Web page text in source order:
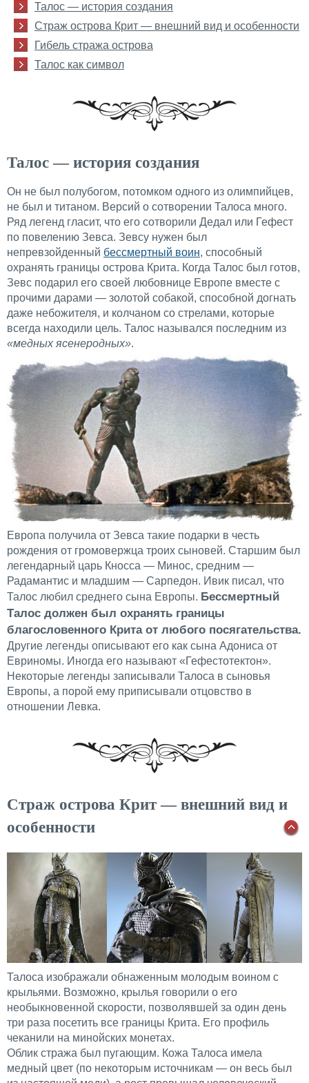
Талос — история создания
Страж острова Крит — внешний вид и особенности
Гибель стража острова
Талос как символ
Талос — история создания
Он не был полубогом, потомком одного из олимпийцев,
не был и титаном. Версий о сотворении Талоса много.
Ряд легенд гласит, что его сотворили Дедал или Гефест
по повелению Зевса. Зевсу нужен был
непревзойденный бессмертный воин, способный
охранять границы острова Крита. Когда Талос был готов,
Зевс подарил его своей любовнице Европе вместе с
прочими дарами — золотой собакой, способной догнать
даже небожителя, и колчаном со стрелами, которые
всегда находили цель. Талос назывался последним из
«медных ясенеродных».
Европа получила от Зевса такие подарки в честь
рождения от громовержца троих сыновей. Старшим был
легендарный царь Кносса — Минос, средним —
Радамантис и младшим — Сарпедон. Ивик писал, что
Талос любил среднего сына Европы. Бессмертный
Талос должен был охранять границы
благословенного Крита от любого посягательства.
Другие легенды описывают его как сына Адониса от
Евриномы. Иногда его называют «Гефестотектон».
Некоторые легенды записывали Талоса в сыновья
Европы, а порой ему приписывали отцовство в
отношении Левка.
Страж острова Крит — внешний вид и
особенности
Талоса изображали обнаженным молодым воином с
крыльями. Возможно, крылья говорили о его
необыкновенной скорости, позволявшей за один день
три раза посетить все границы Крита. Его профиль
чеканили на минойских монетах.
Облик стража был пугающим. Кожа Талоса имела
медный цвет (по некоторым источникам — он весь был